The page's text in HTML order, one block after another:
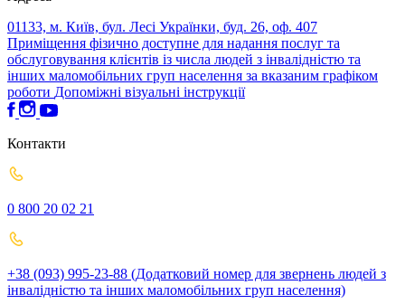
01133, м. Київ, бул. Лесі Українки, буд. 26, оф. 407
Приміщення фізично доступне для надання послуг та
обслуговування клієнтів із числа людей з інвалідністю та
інших маломобільних груп населення за вказаним графіком
роботи Допоміжні візуальні інструкції
Контакти
0 800 20 02 21
+38 (093) 995-23-88 (Додатковий номер для звернень людей з
інвалідністю та інших маломобільних груп населення)